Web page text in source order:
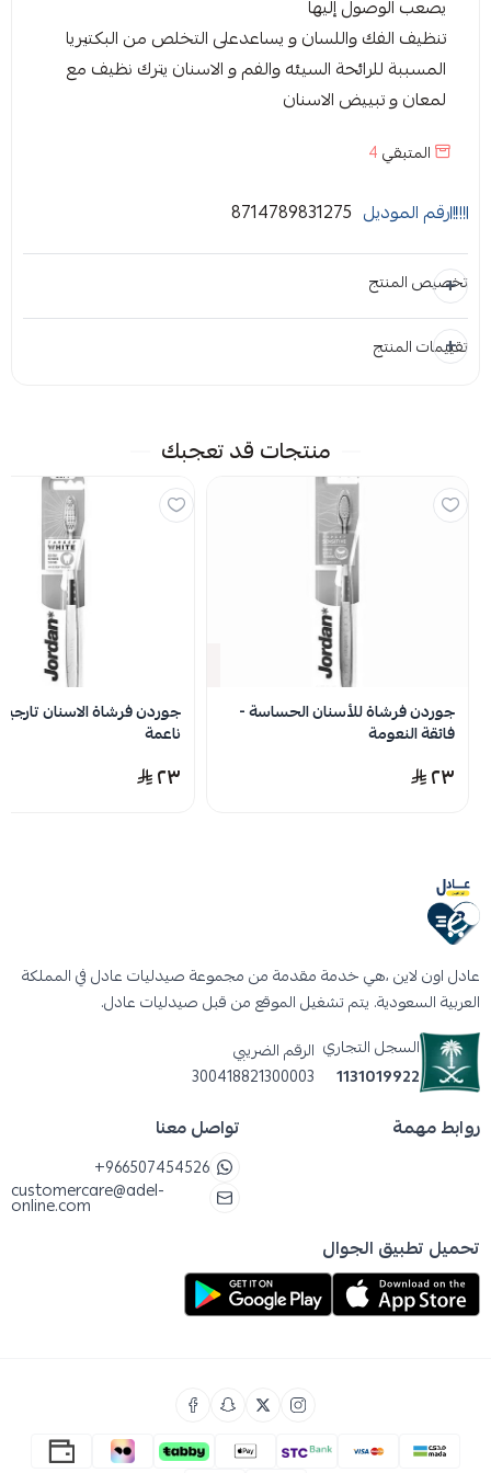
يصعب الوصول إليها
تنظيف الفك واللسان و يساعدعلى التخلص من البكتيريا
المسببة للرائحة السيئه والفم و الاسنان يترك نظيف مع
لمعان و تبييض الاسنان
المتبقي4
رقم الموديل 8714789831275
تخصيص المنتج
المرفقات
اسحب و افلت الملف هنا
تقييمات المنتج
لا توجد تقييمات حاليا
منتجات قد تعجبك
جوردن فرشاة للأسنان الحساسة -
فائقة النعومة
٢٣
نفدت الكمية
جوردن فرشاة الاسنان
ناعمة
٢٣
عادل اون لاين ،هي خدمة مقدمة من مجموعة صيدليات عادل في المملكة
العربية السعودية. يتم تشغيل الموقع من قبل صيدليات عادل.
السجل التجاري
1131019922
الرقم الضريبي
300418821300003
روابط مهمة تواصل معنا
+966507454526
customercare@adel-
online.com
تحميل تطبيق الجوال